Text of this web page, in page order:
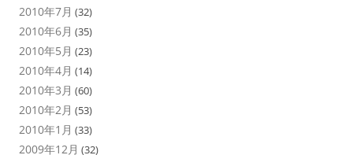
2010年7月 (32)
2010年6月 (35)
2010年5月 (23)
2010年4月 (14)
2010年3月 (60)
2010年2月 (53)
2010年1月 (33)
2009年12月 (32)